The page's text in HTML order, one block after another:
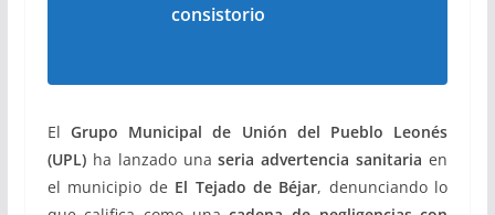
consistorio
El Grupo Municipal de Unión del Pueblo Leonés
(UPL)ha lanzado unaseria advertencia sanitaria en
el municipio de El Tejado de Béjar, denunciando lo